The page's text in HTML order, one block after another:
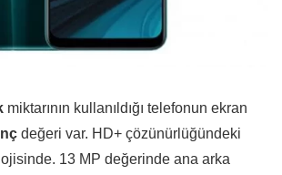
miktarının kullanıldığı telefonun ekran
değeri var. HD+ çözünürlüğündeki
13 MP değerinde ana arka